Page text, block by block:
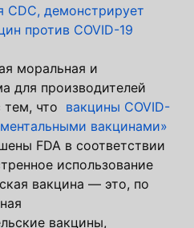
CDC, демонстрирует
против COVID-19
моральная и
для производителей
тем, что вакцины COVID-
вакцинами»
FDA в соответствии
использование
вакцина — это, по
вакцины,